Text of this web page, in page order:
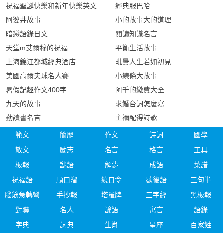
祝福聖誕快樂和新年快樂英文
阿婆井故事
暗戀語錄日文
天堂m艾爾穆的祝福
上海錦江都城經典酒店
美國高爾夫球名人賽
暑假記趣作文400字
九天的故事
勤讀書名言
經典服巴哈
小的故事大的道理
閱讀知識名言
平衡生活故事
毗曇人生若如初見
小線條大故事
阿千的繳費大全
求婚台詞怎麼寫
主禰配得詩歌
範文 簡歷 作文 詩詞
國學
散文
勵志 名言 格言
工具
板報
謎語 解夢 成語
菜譜
祝福語
順口溜 繞口令 歇後語
三句半
腦筋急轉彎
手抄報 塔羅牌 三字經
黑板報
對聯
名人 諺語 寓言
語錄
字典
詞典 生肖 星座 百家姓